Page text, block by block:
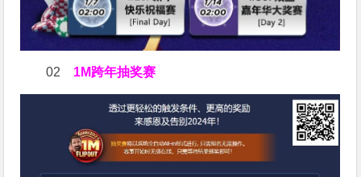
02 1M跨年抽奖赛